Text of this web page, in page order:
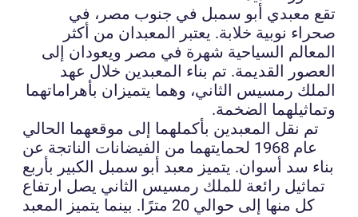
تقع معبدي أبو سمبل في جنوب مصر، في
صحراء نوبية خلابة. يعتبر المعبدان من أكثر
المعالم السياحية شهرة في مصر ويعودان إلى
العصور القديمة. تم بناء المعبدين خلال عهد
الملك رمسيس الثاني، وهما يتميزان بأهراماتهما
وتماثيلهما الضخمة.
تم نقل المعبدين بأكملهما إلى موقعهما الحالي
عام 1968 لحمايتهما من الفيضانات الناتجة عن
بناء سد أسوان. يتميز معبد أبو سمبل الكبير بأربع
تماثيل رائعة للملك رمسيس الثاني يصل ارتفاع
كل منها إلى حوالي 20 مترًا. بينما يتميز المعبد